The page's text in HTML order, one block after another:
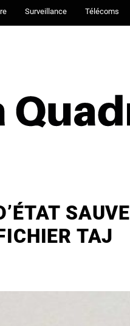
Surveillance Télécoms
TAJ